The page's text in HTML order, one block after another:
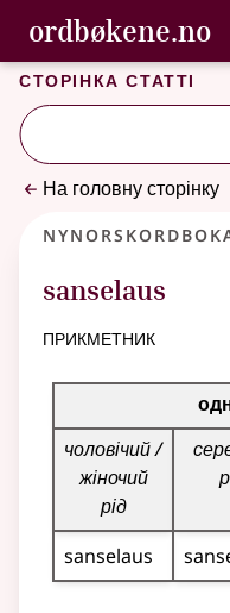
Перейти до
Доступність
ordbøkene.no,
Cловник букмола та
Сторінка статті
На головну сторінку
sanselaus
прикметник
Таблиця
чоловічий /
жіночий
рід
sanselaus